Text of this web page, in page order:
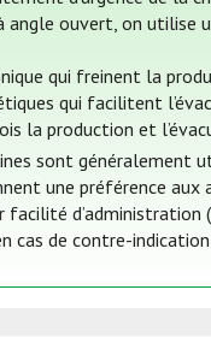
ouvert, on utilise
qui freinent la
qui facilitent
la production et
sont généralement
une préférence
d’administration
cas de contre-